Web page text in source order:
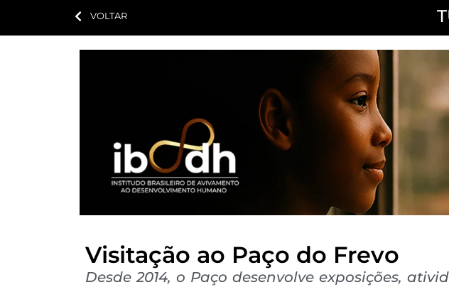
VOLTAR
Visitação ao Paço do Frevo
Desde 2014, o Paço desenvolve exposições,